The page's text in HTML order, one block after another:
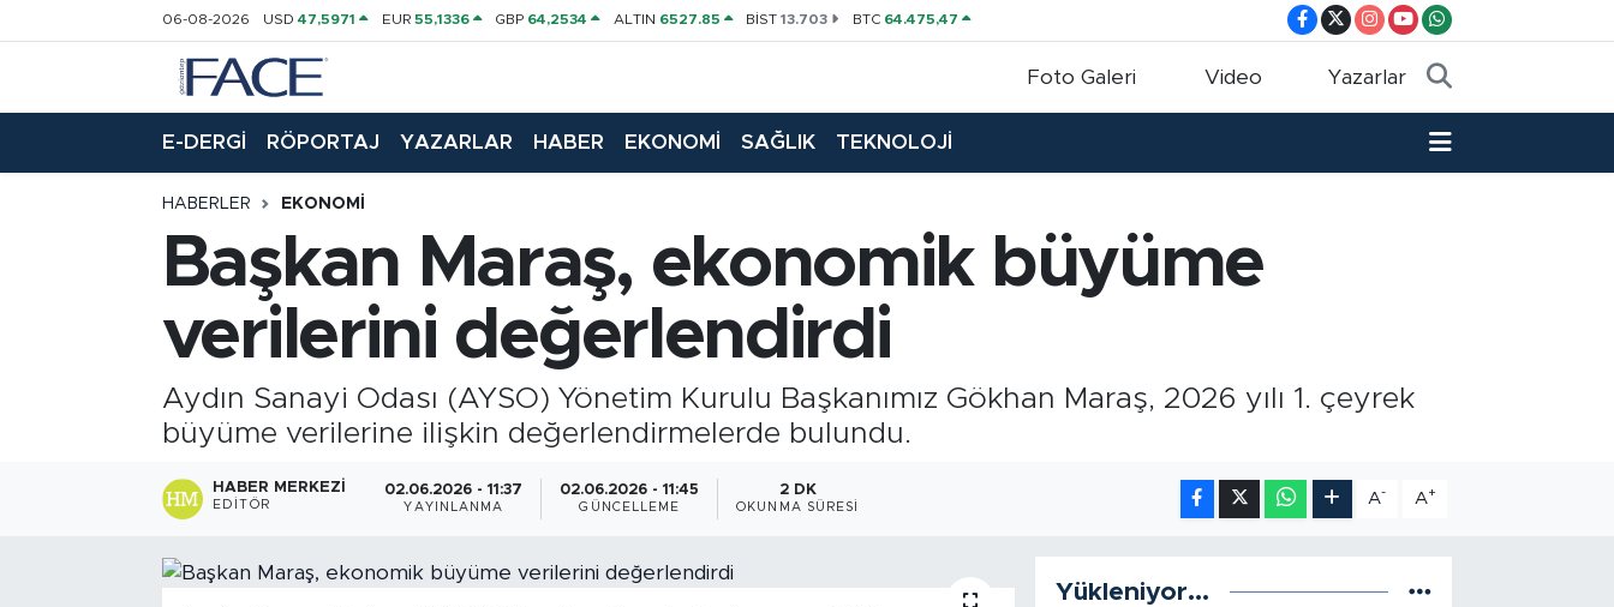
06-08-2026 USD47,5971 EUR 55,1336 GBP 64,2534 ALTIN 6527.85 BİST13.703 BTC 64.475,47
Foto Galeri Video Yazarlar
E-DERGİ RÖPORTAJ YAZARLAR HABER EKONOMİ SAĞLIK TEKNOLOJİ
HABERLER EKONOMI
Başkan Maraş, ekonomik büyüme
verilerini değerlendirdi
Aydın Sanayi Odası (AYSO) Yönetim Kurulu Başkanımız Gökhan Maraş, 2026 yılı 1. çeyrek
büyüme verilerine ilişkin değerlendirmelerde bulundu.
HABER MERKEZI
EDITÖR
02.06.2026 - 11:37
YAYINLANMA
02.06.2026 - 11:45
GÜNCELLEME
2 DK
OKUNMA SÜRESI
A- A+
Yükleniyor...
Nöbetçi Eczaneler
Hava Durumu
Trafik Durumu
Süper Lig Puan Durumu ve Fikstür
Tüm Manşetler
Son Dakika Haberleri